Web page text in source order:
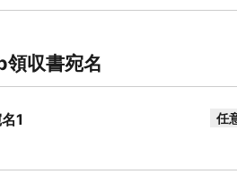
収書宛名
1 任